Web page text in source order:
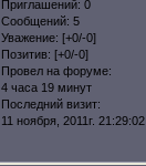
Приглашений: 0
Сообщений: 5
Уважение: [+0/-0]
Позитив: [+0/-0]
Провел на форуме:
4 часа 19 минут
Последний визит:
11 ноября, 2011г. 21:29:02